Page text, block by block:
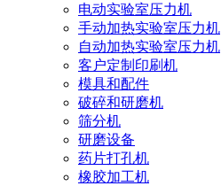
电动实验室压力机
手动加热实验室压力机
自动加热实验室压力机
客户定制印刷机
模具和配件
破碎和研磨机
筛分机
研磨设备
药片打孔机
橡胶加工机